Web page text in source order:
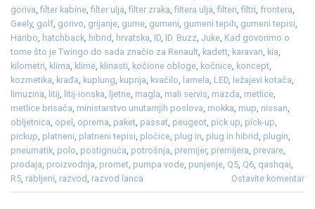
goriva,filter kabine,filter ulja,filter zraka,filtera ulja,filteri,filtri, frontera,
Geely, golf, gorivo, grijanje, gume, gumeni, gumeni tepih, gumeni tepisi,
Haribo, hatchback, hibrid, hrvatska, ID, ID. Buzz, Juke, Kad govorimo o
tome što je Twingo do sada značio za Renault, kadett, karavan, kia,
kilometri, klima, klime, klinasti, kočione obloge, kočnice, koncept,
kozmetika, krađa, kuplung, kupnja, kvačilo, lamela, LED, ležajevi kotača,
limuzina, litij, litij-ionska, ljetne, magla, mali servis, mazda, metlice,
metlice brisača, ministarstvo unutarnjih poslova, mokka, mup, nissan,
obljetnica, opel , oprema, paket, passat, peugeot, pick up, pick-up,
pickup, platneni, platneni tepisi, pločice, plug in, plug in hibrid, plugin,
pneumatik, polo, postignuća, potrošnja, premijer, premijera, prevare,
prodaja, proizvodnja, promet, pumpa vode, punjenje, Q5, Q6, qashqai,
R5, rabljeni, razvod, razvod lanca Ostavite komentar